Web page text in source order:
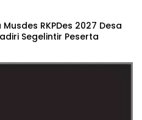
RKPDes 2027 Desa
Segelintir Peserta